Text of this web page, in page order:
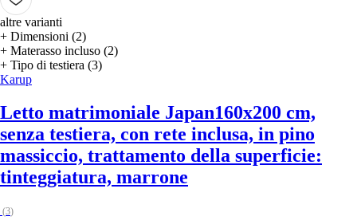
altre varianti
+ Dimensioni (2)
+ Materasso incluso (2)
+ Tipo di testiera (3)
Karup
Letto matrimoniale Japan160x200 cm,
senza testiera, con rete inclusa, in pino
massiccio, trattamento della superficie:
tinteggiatura, marrone
(3)